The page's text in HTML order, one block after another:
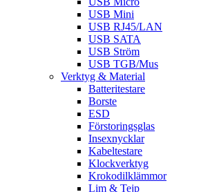
USB Mini
USB RJ45/LAN
USB SATA
USB Ström
USB TGB/Mus
Verktyg & Material
Batteritestare
Borste
ESD
Förstoringsglas
Insexnycklar
Kabeltestare
Klockverktyg
Krokodilklämmor
Lim & Tejp